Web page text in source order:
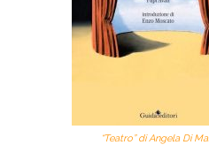
“Teatro” di Angela Di